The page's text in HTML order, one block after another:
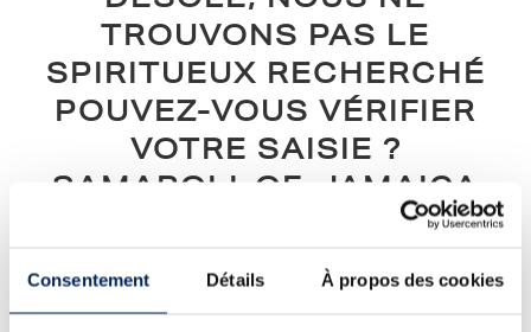
Consentement Détails À propos des cookies
TROUVONS PAS LE
SPIRITUEUX RECHERCHÉ
POUVEZ-VOUS VÉRIFIER
VOTRE SAISIE ?
SAMAROLI-OF-JAMAICA
simplifiez votre demande (un seul mot clé)...
Si vous avez besoin d'aide ou si vous souhaitez poser une
question au service clientèle, veuillez visiter la section